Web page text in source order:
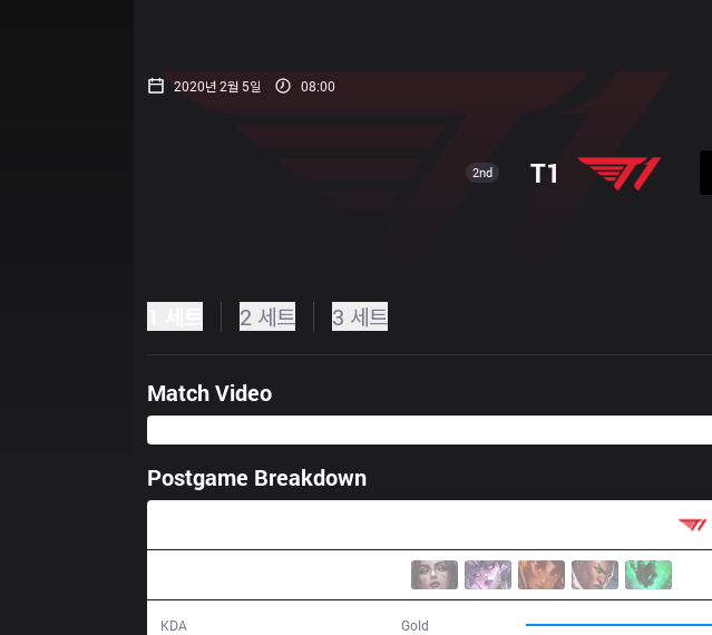
2020년 2월 5일 08:00
2nd T1
2 세트 3 세트
Match Video
Postgame Breakdown
KDA Gold